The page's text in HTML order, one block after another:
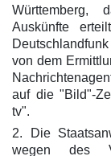
Württemberg,
Auskünfte
von dem
auf die "Bild"-
tv".
2. Die
wegen des